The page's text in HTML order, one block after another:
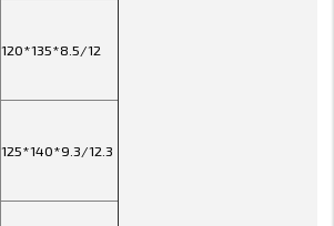
120*135*8.5/12
125*140*9.3/12.3